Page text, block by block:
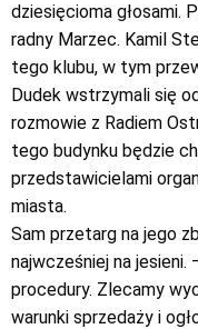
dziesięcioma głosami.
radny Marzec. Kamil
tego klubu, w tym
Dudek wstrzymali się
rozmowie z Radiem
tego budynku będzie
przedstawicielami
miasta.
Sam przetarg na jego
najwcześniej na
procedury. Zlecamy
warunki sprzedaży i